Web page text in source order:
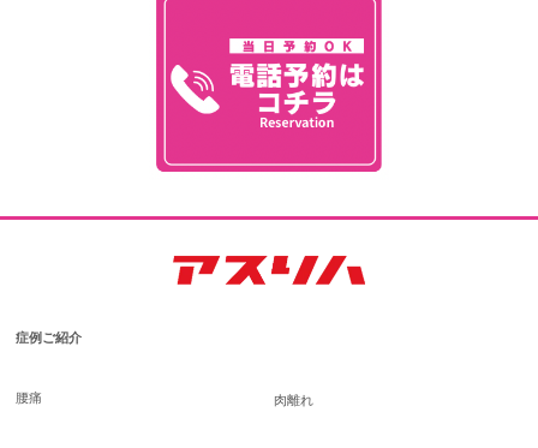
症例ご紹介
腰痛 肉離れ